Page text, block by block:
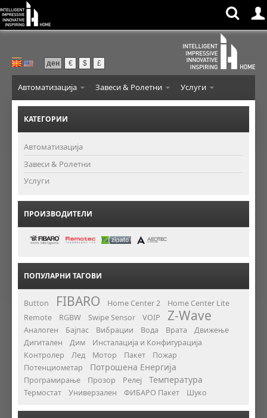
ден € $ £
Автоматизација Завеси & Ролетни Услуги
КАТЕГОРИИ
Автоматизација
Завеси & Ролетни
Услуги
ПРОИЗВОДИТЕЛИ
ПОПУЛАРНИ ТАГОВИ
Button FIBARO Home Center 2
Home Center Lite
Remote
RGBW Swipe Sensor VOIP Z-Wave
Аналоген Бајпас Вибрации Вода Врата
Движење
Дигитален
Дим
Инсталација и Конфигурација
Контролер
Лед Мотор Пакет
Пожар
Потенциометар
Потрошена Енергија
Програмирање Прозор Релеј Температура
Термостат Универзален ФИБАРО Пакет Шуко